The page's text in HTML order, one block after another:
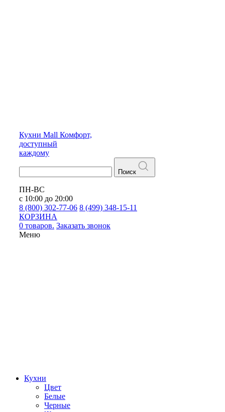
Кухни Mall Комфорт,
доступный
каждому
Поиск
ПН-ВС
с 10:00 до 20:00
8 (800) 302-77-06 8 (499) 348-15-11
КОРЗИНА
0 товаров. Заказать звонок
Меню
Кухни
Цвет
Белые
Черные